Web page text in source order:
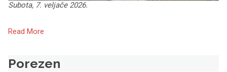
Subota, 7. veljače 2026.
Read More
Porezen